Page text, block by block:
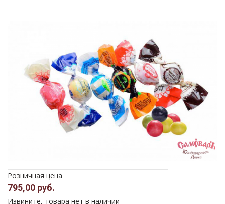
Розничная цена
795,00 руб.
Извините, товара нет в наличии